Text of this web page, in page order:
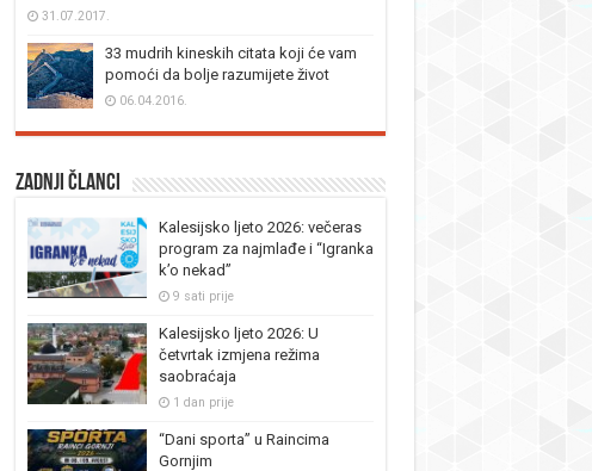
31.07.2017.
33 mudrih kineskih citata koji će vam
pomoći da bolje razumijete život
06.04.2016.
Zadnji članci
Kalesijsko ljeto 2026: večeras
program za najmlađe i “Igranka
k’o nekad”
9 sati prije
Kalesijsko ljeto 2026: U
četvrtak izmjena režima
saobraćaja
1 dan prije
“Dani sporta” u Raincima
Gornjim